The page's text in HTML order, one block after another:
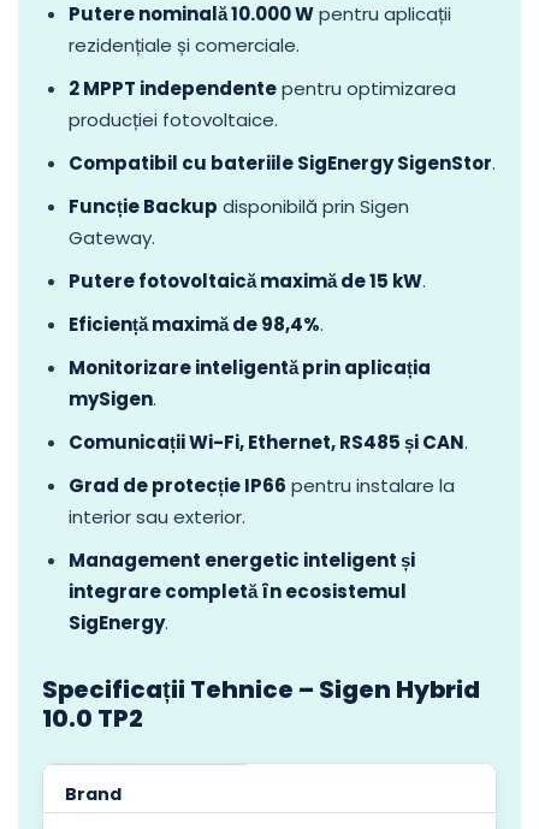
Putere nominală 10.000 Wpentru aplicații
rezidențiale și comerciale.
2 MPPT independentepentru optimizarea
producției fotovoltaice.
Compatibil cu bateriile SigEnergy SigenStor.
Funcție Backup disponibilă prin Sigen
Gateway.
Putere fotovoltaică maximă de 15 kW.
Eficiență maximă de 98,4%.
Monitorizare inteligentă prin aplicația
mySigen.
Comunicații Wi-Fi, Ethernet, RS485 și CAN.
Grad de protecție IP66 pentru instalare la
interior sau exterior.
Management energetic inteligent și
integrare completă în ecosistemul
SigEnergy.
Specificații Tehnice – Sigen Hybrid
10.0 TP2
Brand